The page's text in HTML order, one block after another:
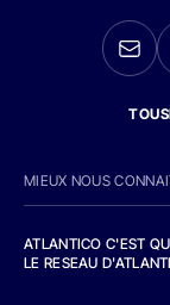
MIEUX NOUS
ATLANTICO C'EST
LE RESEAU